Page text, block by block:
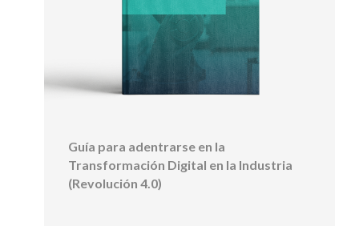
Guía para adentrarse en la
Transformación Digital en la Industria
(Revolución 4.0)